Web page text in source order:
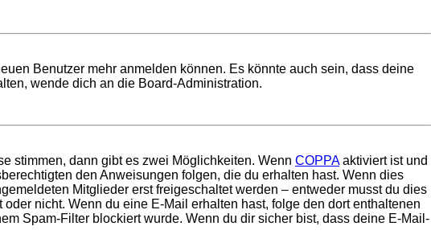
Benutzer mehr anmelden können. Es könnte auch sein, dass deine
wende dich an die Board-Administration.
stimmen, dann gibt es zwei Möglichkeiten. Wenn COPPAaktiviert ist und
den Anweisungen folgen, die du erhalten hast. Wenn dies
Mitglieder erst freigeschaltet werden – entweder musst du dies
nicht. Wenn du eine E-Mail erhalten hast, folge den dort enthaltenen
Spam-Filter blockiert wurde. Wenn du dir sicher bist, dass deine E-Mail-